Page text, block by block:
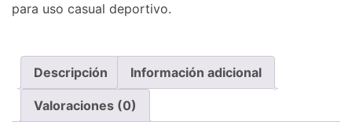
para uso casual deportivo.
Descripción Información adicional
Valoraciones (0)